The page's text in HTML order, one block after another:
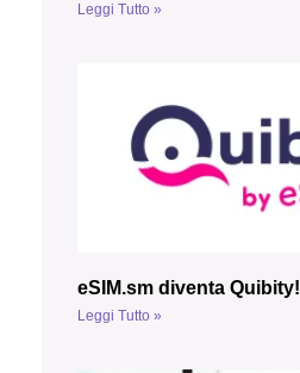
Leggi Tutto »
eSIM.sm diventa Quibity!
Leggi Tutto »